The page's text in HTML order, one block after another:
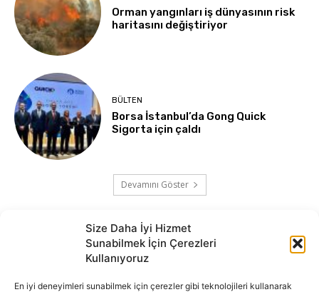
Size Daha İyi Hizmet
Sunabilmek İçin Çerezleri
Kullanıyoruz
En iyi deneyimleri sunabilmek için çerezler gibi teknolojileri kullanarak
Orman yangınları iş dünyasının risk
haritasını değiştiriyor
BÜLTEN
Borsa İstanbul’da Gong Quick
Sigorta için çaldı
Devamını Göster